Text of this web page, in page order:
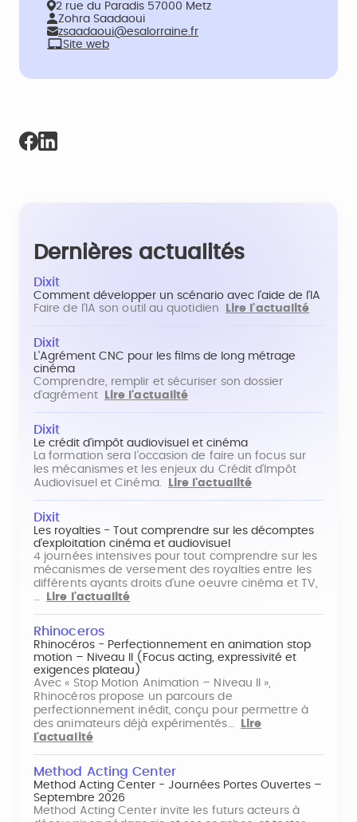
2 rue du Paradis 57000 Metz
Zohra Saadaoui
zsaadaoui@esalorraine.fr
Site web
Dernières actualités
Dixit
Comment développer un scénario avec l'aide de l'IA
Faire de l'IA son outil au quotidien
Lire l'actualité
Dixit
L'Agrément CNC pour les films de long métrage
cinéma
Comprendre, remplir et sécuriser son dossier
d'agrément
Lire l'actualité
Dixit
Le crédit d'impôt audiovisuel et cinéma
La formation sera l'occasion de faire un focus sur
les mécanismes et les enjeux du Crédit d'Impôt
Audiovisuel et Cinéma.
Lire l'actualité
Dixit
Les royalties - Tout comprendre sur les décomptes
d'exploitation cinéma et audiovisuel
4 journées intensives pour tout comprendre sur les
mécanismes de versement des royalties entre les
différents ayants droits d'une oeuvre cinéma et TV,
…
Lire l'actualité
Rhinoceros
Rhinocéros - Perfectionnement en animation stop
motion – Niveau II (Focus acting, expressivité et
exigences plateau)
Avec « Stop Motion Animation – Niveau II »,
Rhinocéros propose un parcours de
perfectionnement inédit, conçu pour permettre à
des animateurs déjà expérimentés…
Lire
l'actualité
Method Acting Center
Method Acting Center - Journées Portes Ouvertes –
Septembre 2026
Method Acting Center invite les futurs acteurs à